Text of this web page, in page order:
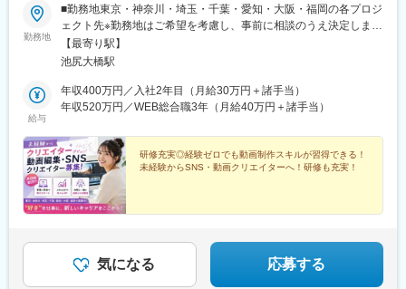
勤務地
■勤務地東京・神奈川・埼玉・千葉・愛知・大阪・福岡の各プロジ
ェクト先※勤務地はご希望を考慮し、事前に相談のうえ決定しま
す。※ご自宅から通勤しやすいエリアへ配属します。※転居を伴う
転勤はありません。■本社東京都目黒区大橋2-24-1-803（東急田園
【最寄り駅】
池尻大橋駅
給与
年収400万円／入社2年目（月給30万円＋諸手当）
年収520万円／WEB総合職3年（月給40万円＋諸手当）
研修充実◎経験ゼロでも動画制作スキルが習得できる！
未経験からSNS・動画クリエイターへ！研修も充実！
気になる 応募する